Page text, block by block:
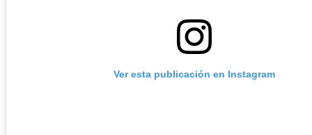
Ver esta publicación en Instagram